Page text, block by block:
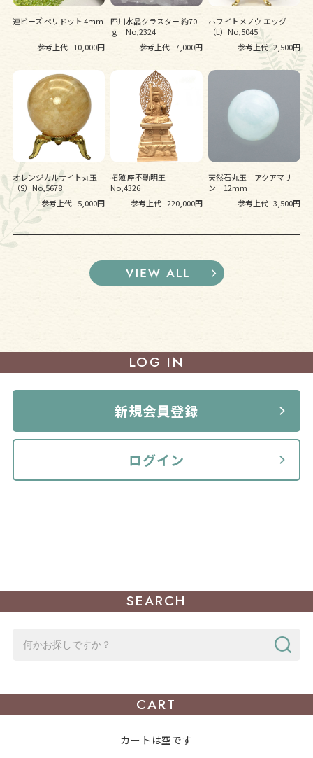
連ビーズ ペリドット 4ｍｍ
参考上代 10,000円
四川水晶クラスター 約70
ｇ No,2324
参考上代 7,000円
ホワイトメノウ エッグ
（L）No,5045
参考上代 2,500円
オレンジカルサイト丸玉
（S）No,5678
参考上代 5,000円
拓殖 座不動明王
No,4326
参考上代 220,000円
天然石丸玉 アクアマリ
ン 12mm
参考上代 3,500円
LOG IN
ログイン
新規会員登録
SEARCH
CART
カートは空です